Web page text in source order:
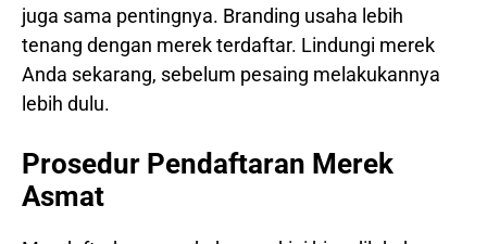
juga sama pentingnya. Branding usaha lebih
tenang dengan merek terdaftar. Lindungi merek
Anda sekarang, sebelum pesaing melakukannya
lebih dulu.
Prosedur Pendaftaran Merek
Asmat